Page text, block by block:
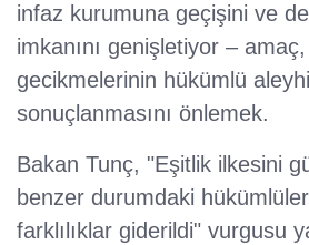
infaz kurumuna geçişini ve
imkanını genişletiyor –
gecikmelerinin hükümlü
sonuçlanmasını önlemek.
Bakan Tunç, "Eşitlik ilkesini
benzer durumdaki
farklılıklar giderildi" vurgusu